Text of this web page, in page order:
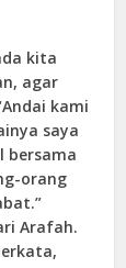
kita
agar
kami
saya
bersama
orang
Arafah.